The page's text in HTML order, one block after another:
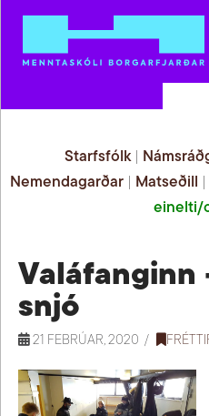
Starfsfólk|
Nemendagarðar
Matseðill
einelti/
Valáfanginn
snjó
21 FEBRÚAR, 2020